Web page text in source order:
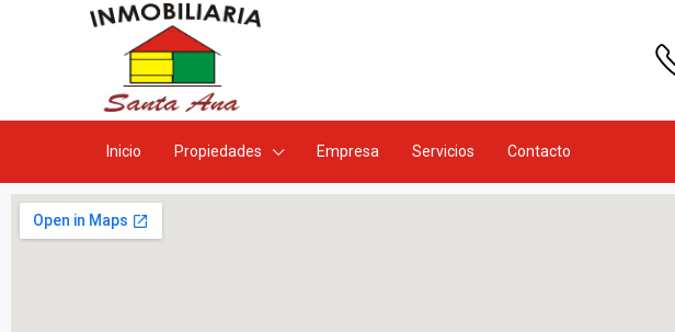
Inicio Propiedades Empresa Servicios Contacto